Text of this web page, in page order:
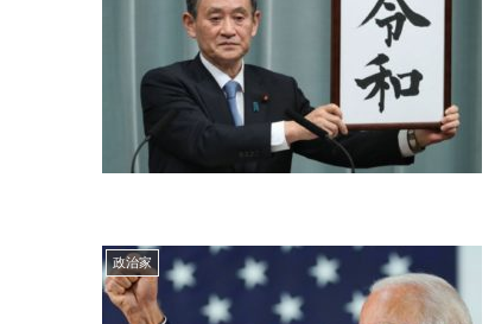
政治家